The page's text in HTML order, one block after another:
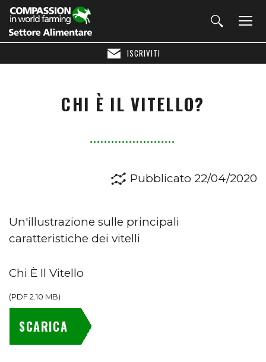
ISCRIVITI
CHI È IL VITELLO?
Pubblicato 22/04/2020
Un'illustrazione sulle principali
caratteristiche dei vitelli
Chi È Il Vitello
(PDF2.10 MB)
SCARICA